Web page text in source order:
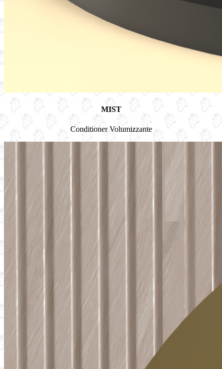
MIST
Conditioner Volumizzante